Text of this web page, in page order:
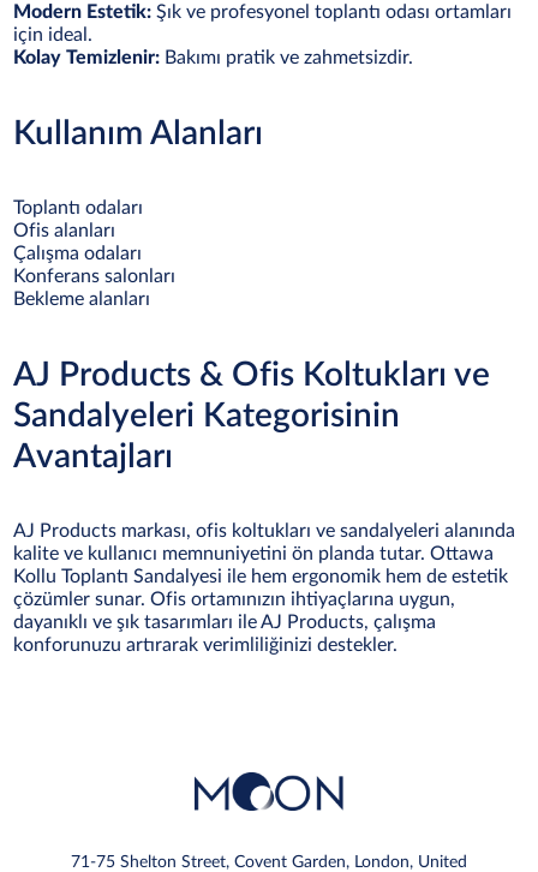
Modern Estetik: Şık ve profesyonel toplantı odası ortamları
için ideal.
Kolay Temizlenir: Bakımı pratik ve zahmetsizdir.
Kullanım Alanları
Toplantı odaları
Ofis alanları
Çalışma odaları
Konferans salonları
Bekleme alanları
AJ Products & Ofis Koltukları ve
Sandalyeleri Kategorisinin
Avantajları
AJ Products markası, ofis koltukları ve sandalyeleri alanında
kalite ve kullanıcı memnuniyetini ön planda tutar. Ottawa
Kollu Toplantı Sandalyesi ile hem ergonomik hem de estetik
çözümler sunar. Ofis ortamınızın ihtiyaçlarına uygun,
dayanıklı ve şık tasarımları ile AJ Products, çalışma
konforunuzu artırarak verimliliğinizi destekler.
71-75 Shelton Street, Covent Garden, London, United